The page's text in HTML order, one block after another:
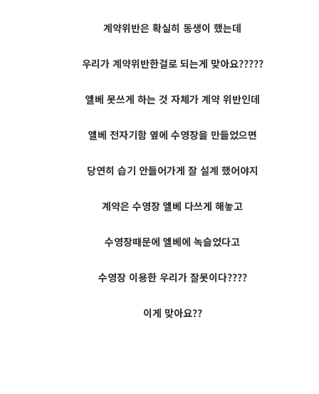
계약위반은 확실히 동생이 했는데
우리가 계약위반한걸로 되는게 맞아요?????
엘베 못쓰게 하는 것 자체가 계약 위반인데
엘베 전자기함 옆에 수영장을 만들었으면
당연히 습기 안들어가게 잘 설계 했어야지
계약은 수영장 엘베 다쓰게 해놓고
수영장때문에 엘베에 녹슬었다고
수영장 이용한 우리가 잘못이다????
이게 맞아요??